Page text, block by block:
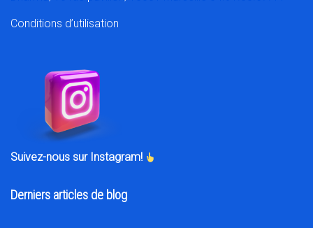
Conditions d’utilisation
Suivez-nous sur Instagram!
Derniers articles de blog